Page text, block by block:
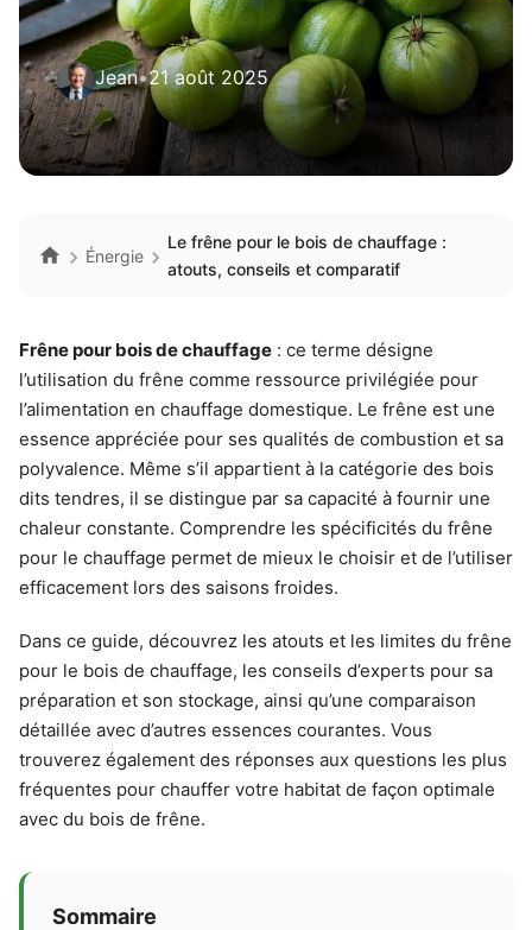
Jean•21 août 2025
Énergie
Le frêne pour le bois de chauffage :
atouts, conseils et comparatif
Frêne pour bois de chauffage : ce terme désigne
l’utilisation du frêne comme ressource privilégiée pour
l’alimentation en chauffage domestique. Le frêne est une
essence appréciée pour ses qualités de combustion et sa
polyvalence. Même s’il appartient à la catégorie des bois
dits tendres, il se distingue par sa capacité à fournir une
chaleur constante. Comprendre les spécificités du frêne
pour le chauffage permet de mieux le choisir et de l’utiliser
efficacement lors des saisons froides.
Dans ce guide, découvrez les atouts et les limites du frêne
pour le bois de chauffage, les conseils d’experts pour sa
préparation et son stockage, ainsi qu’une comparaison
détaillée avec d’autres essences courantes. Vous
trouverez également des réponses aux questions les plus
fréquentes pour chauffer votre habitat de façon optimale
avec du bois de frêne.
Sommaire